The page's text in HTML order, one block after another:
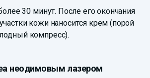
30 минут. После его окончания
кожи наносится крем (порой
компресс).
неодимовым лазером